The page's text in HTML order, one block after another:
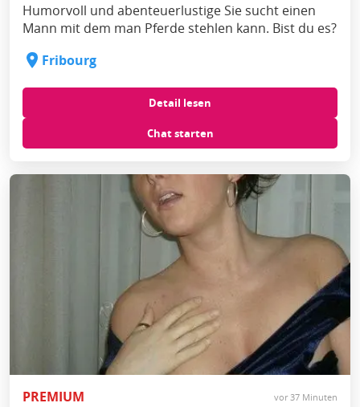
Humorvoll und abenteuerlustige Sie sucht einen
Mann mit dem man Pferde stehlen kann. Bist du es?
Fribourg
Detail lesen
Chat starten
PREMIUM vor 37 Minuten